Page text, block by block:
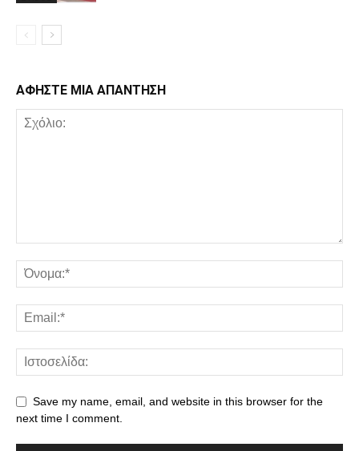
ΑΦΗΣΤΕ ΜΙΑ ΑΠΑΝΤΗΣΗ
Save my name, email, and website in this browser for the
next time I comment.